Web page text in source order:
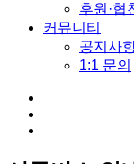
후원·협
커뮤니티
공지사
1:1 문의